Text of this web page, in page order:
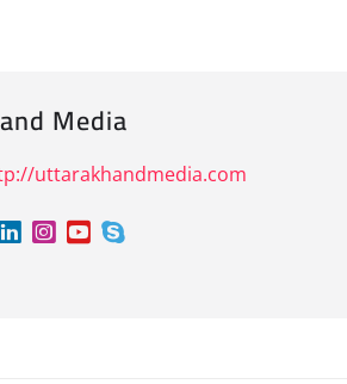
Media
uttarakhandmedia.com